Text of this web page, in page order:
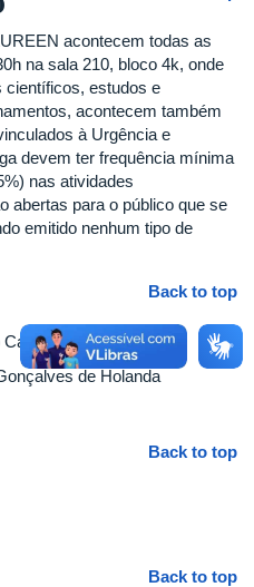
acontecem todas as
na sala 210, bloco 4k, onde
científicos, estudos e
acontecem também
à Urgência e
devem ter frequência mínima
nas atividades
abertas para o público que se
emitido nenhum tipo de
Back to top
Carmo Martins
de Holanda
Back to top
Back to top